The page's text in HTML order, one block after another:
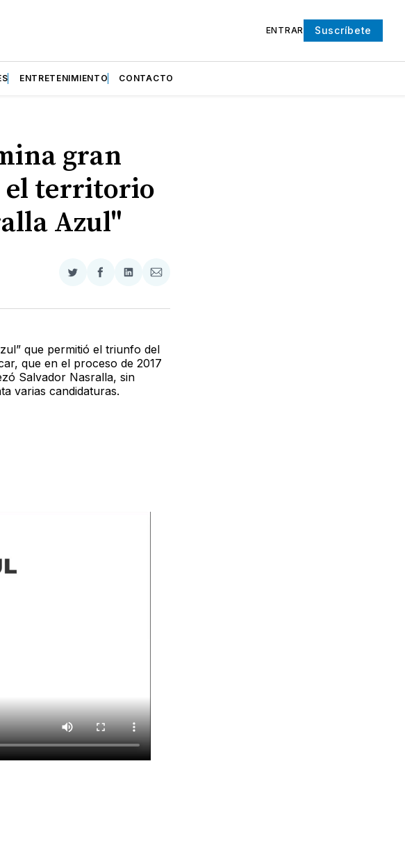
ENTRAR Suscríbete
ENTRETENIMIENTO CONTACTO
gran
el territorio
Azul"
Compartir
Twitter
Compartir
Facebook
Compartir
LinkedIn
Compartir
Email
que permitió el triunfo del
que en el proceso de 2017
Salvador Nasralla, sin
varias candidaturas.